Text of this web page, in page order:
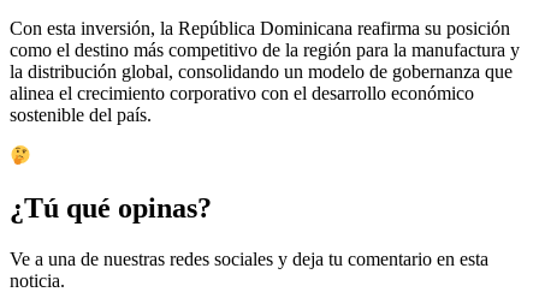
Con esta inversión, la República Dominicana reafirma su posición
como el destino más competitivo de la región para la manufactura y
la distribución global, consolidando un modelo de gobernanza que
alinea el crecimiento corporativo con el desarrollo económico
sostenible del país.
¿Tú qué opinas?
Ve a una de nuestras redes sociales y deja tu comentario en esta
noticia.